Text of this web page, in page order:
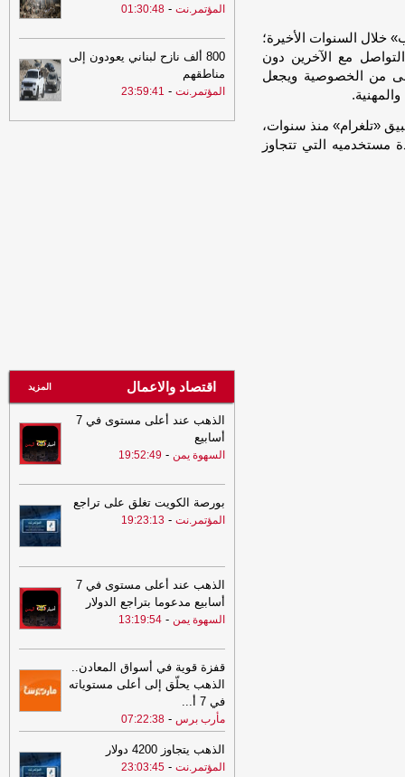
خلال السنوات الأخيرة؛
مع الآخرين دون
من الخصوصية ويجعل
«تلغرام» منذ سنوات،
مستخدميه التي تتجاوز
20:05
الدفاع تتوعد بالرد على الاستهداف
20:05
الدفاع تتوعد بالرد على الاستهداف
الحوثي لمعسكرات الجيش في مارب
المؤتمر.نت -
01:30:48
800 ألف نازح لبناني يعودون إلى
مناطقهم
المؤتمر.نت -
23:59:41
اقتصاد والاعمال المزيد
الذهب عند أعلى مستوى في 7
أسابيع
السهوة يمن -
19:52:49
بورصة الكويت تغلق على تراجع
المؤتمر.نت -
19:23:13
الذهب عند أعلى مستوى في 7
أسابيع مدعوما بتراجع الدولار
السهوة يمن -
13:19:54
قفزة قوية في أسواق المعادن..
الذهب يحلّق إلى أعلى مستوياته
في 7 أ
...
مأرب برس -
07:22:38
الذهب يتجاوز 4200 دولار
المؤتمر.نت -
23:03:45